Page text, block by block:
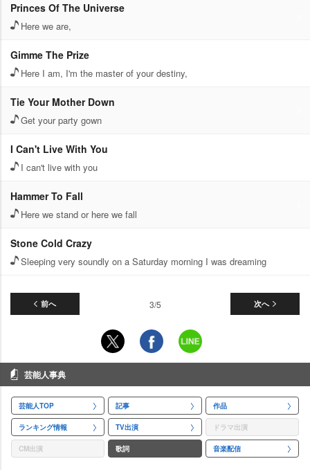
Princes Of The Universe
Here we are,
Gimme The Prize
Here I am, I'm the master of your destiny,
Tie Your Mother Down
Get your party gown
I Can't Live With You
I can't live with you
Hammer To Fall
Here we stand or here we fall
Stone Cold Crazy
Sleeping very soundly on a Saturday morning I was dreaming
前へ 次へ
3/5
芸能人事典
芸能人TOP 記事 作品
ランキング情報 TV出演 ドラマ出演
CM出演 歌詞 音楽配信